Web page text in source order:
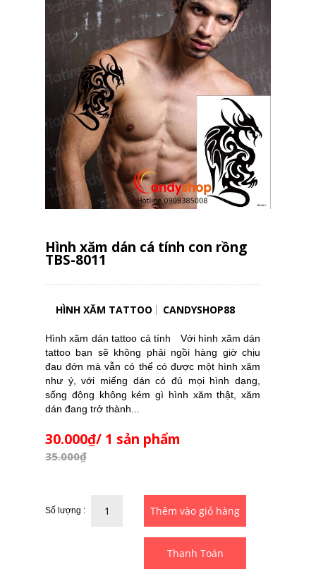
Hình xăm dán cá tính con rồng
TBS-8011
HÌNH XĂM TATTOO CANDYSHOP88
Hình xăm dán tattoo cá tính Với hình xăm dán
tattoo bạn sẽ không phải ngồi hàng giờ chịu
đau đớn mà vẫn có thể có được một hình xăm
như ý, với miếng dán có đủ mọi hình dạng,
sống động không kém gì hình xăm thật, xăm
dán đang trở thành...
30.000₫/ 1 sản phẩm
35.000₫
Số lượng :
Thanh Toán